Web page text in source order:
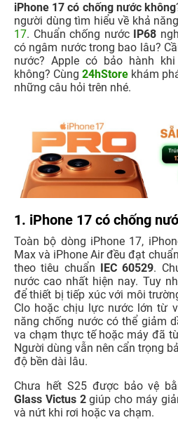
iPhone 17 có chống nước không
người dùng tìm hiểu về khả
17. Chuẩn chống nước IP68
có ngâm nước trong bao lâu?
nước? Apple có bảo hành khi
không? Cùng 24hStore khám
những câu hỏi trên nhé.
1. iPhone 17 có chống
Toàn bộ dòng iPhone 17,
Max và iPhone Air đều đạt
theo tiêu chuẩn IEC 60529.
nước cao nhất hiện nay. Tuy
để thiết bị tiếp xúc với môi
Clo hoặc chịu lực nước lớn từ
năng chống nước có thể giảm
va chạm thực tế hoặc máy đã
Người dùng vẫn nên cẩn trọng
độ bền dài lâu.
Chưa hết S25 được bảo vệ
Glass Victus 2giúp cho máy
và nứt khi rơi hoặc va chạm.